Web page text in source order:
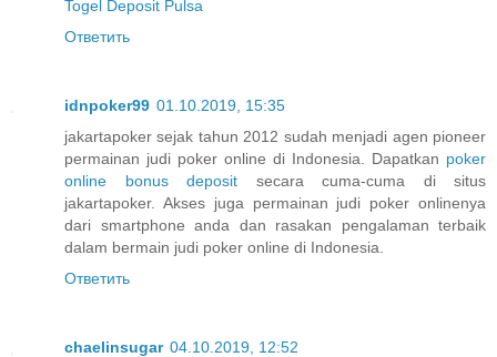
Togel Deposit Pulsa
Ответить
idnpoker99 01.10.2019, 15:35
jakartapoker sejak tahun 2012 sudah menjadi agen pioneer
permainan judi poker online di Indonesia. Dapatkan poker
online bonus deposit secara cuma-cuma di situs
jakartapoker. Akses juga permainan judi poker onlinenya
dari smartphone anda dan rasakan pengalaman terbaik
dalam bermain judi poker online di Indonesia.
Ответить
chaelinsugar 04.10.2019, 12:52